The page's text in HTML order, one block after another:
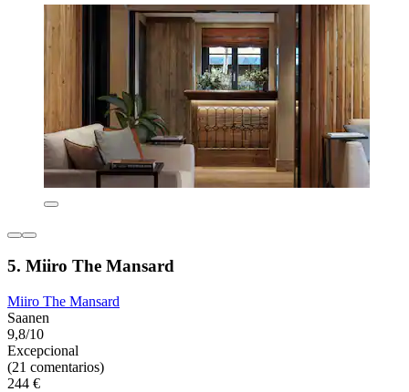
5. Miiro The Mansard
Miiro The Mansard
Saanen
9,8/10
Excepcional
(21 comentarios)
244 €